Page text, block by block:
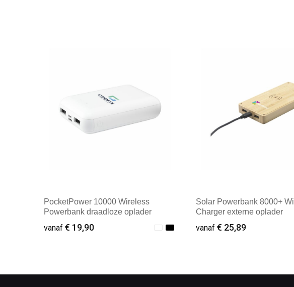
PocketPower 10000 Wireless
Powerbank draadloze oplader
vanaf € 19,90
Solar Powerbank 8000+
Charger externe oplader
vanaf€ 25,89